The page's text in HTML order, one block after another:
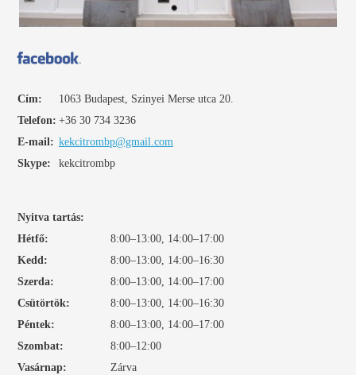
Cím:
1063 Budapest, Szinyei Merse utca 20.
Telefon: +36 30 734 3236
E-mail: kekcitrombp@gmail.com
Skype:
kekcitrombp
Nyitva tartás:
Hétfő:
8:00–13:00, 14:00–17:00
Kedd:
8:00–13:00, 14:00–16:30
Szerda:
8:00–13:00, 14:00–17:00
Csütörtök:
8:00–13:00, 14:00–16:30
Péntek:
8:00–13:00, 14:00–17:00
Szombat:
8:00–12:00
Vasárnap:
Zárva